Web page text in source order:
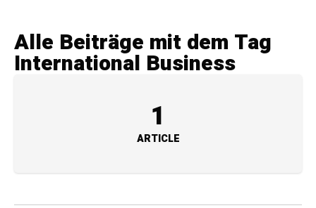
Alle Beiträge mit dem Tag
International Business
1
ARTICLE